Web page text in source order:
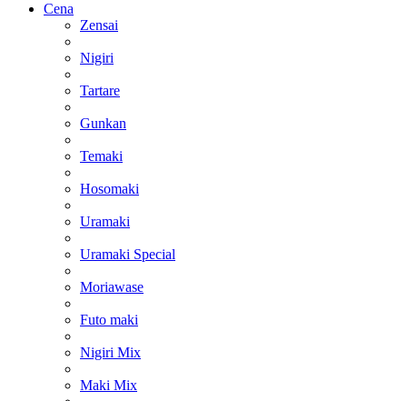
Cena
Zensai
Nigiri
Tartare
Gunkan
Temaki
Hosomaki
Uramaki
Uramaki Special
Moriawase
Futo maki
Nigiri Mix
Maki Mix